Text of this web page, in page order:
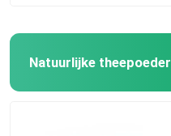
Natuurlijke theepoeder